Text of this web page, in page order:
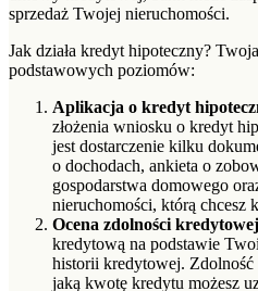
sprzedaż Twojej nieruchomości.
Jak działa kredyt hipoteczny?
podstawowych poziomów:
Aplikacja o kredyt
złożenia wniosku o kredyt
jest dostarczenie kilku
o dochodach, ankieta o
gospodarstwa domowego
nieruchomości, którą chcesz
Ocena zdolności
kredytową na podstawie
historii kredytowej.
jaką kwotę kredytu możesz